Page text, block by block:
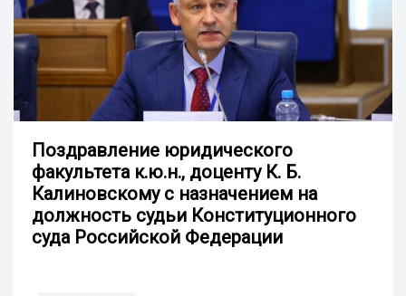
Поздравление юридического
факультета к.ю.н., доценту К. Б.
Калиновскому с назначением на
должность судьи Конституционного
суда Российской Федерации